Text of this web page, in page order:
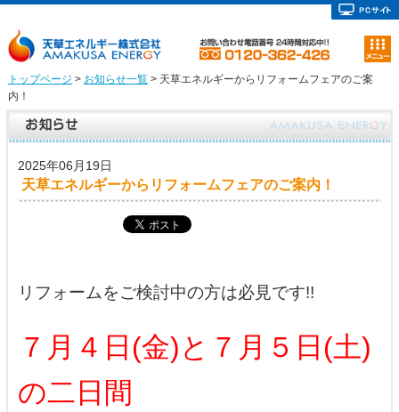
トップページ > お知らせ一覧> 天草エネルギーからリフォームフェアのご案
内！
2025年06月19日
天草エネルギーからリフォームフェアのご案内！
リフォームをご検討中の方は必見です!!
７月４日(金)と７月５ 日(土)
の二日間